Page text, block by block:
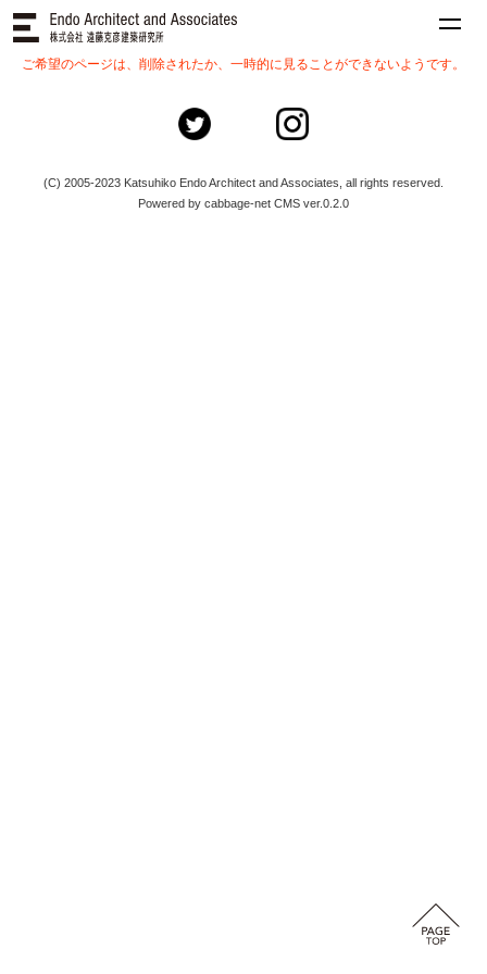
ご希望のページは、削除されたか、一時的に見ることができないようです。
(C) 2005-2023 Katsuhiko Endo Architect and Associates, all rights reserved.
Powered by cabbage-net CMS ver.0.2.0